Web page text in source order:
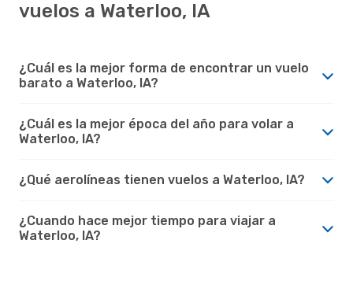
vuelos a Waterloo, IA
¿Cuál es la mejor forma de encontrar un vuelo
barato a Waterloo, IA?
¿Cuál es la mejor época del año para volar a
Waterloo, IA?
¿Qué aerolíneas tienen vuelos a Waterloo, IA?
¿Cuando hace mejor tiempo para viajar a
Waterloo, IA?